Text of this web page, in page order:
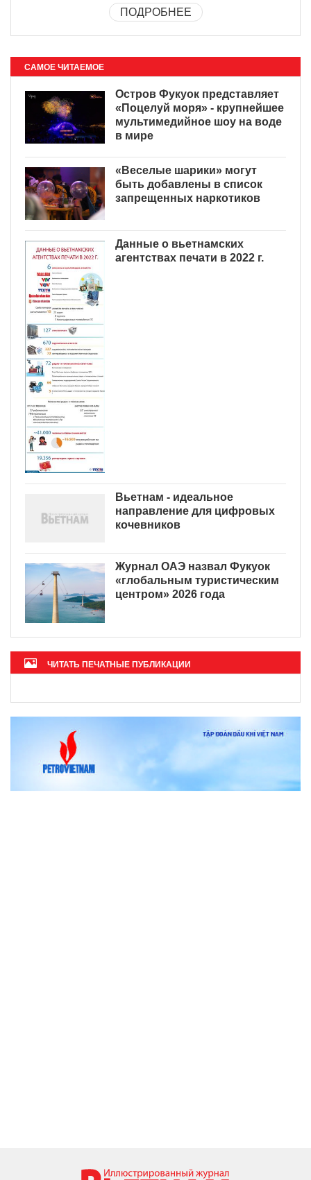
ПОДРОБНЕЕ
САМОЕ ЧИТАЕМОЕ
Остров Фукуок представляет
«Поцелуй моря» - крупнейшее
мультимедийное шоу на воде
в мире
«Веселые шарики» могут
быть добавлены в список
запрещенных наркотиков
Данные о вьетнамских
агентствах печати в 2022 г.
Вьетнам - идеальное
направление для цифровых
кочевников
Журнал ОАЭ назвал Фукуок
«глобальным туристическим
центром» 2026 года
ЧИТАТЬ ПЕЧАТНЫЕ ПУБЛИКАЦИИ